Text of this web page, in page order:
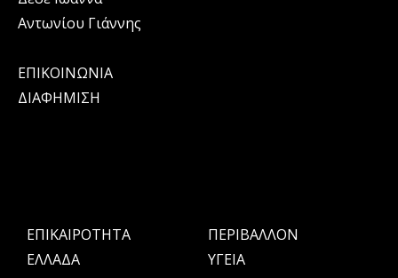
Αντωνίου Γιάννης
ΕΠΙΚΟΙΝΩΝΙΑ
ΔΙΑΦΗΜΙΣΗ
ΕΠΙΚΑΙΡΟΤΗΤΑ
ΕΛΛΑΔΑ
ΠΕΡΙΒΑΛΛΟΝ
ΥΓΕΙΑ